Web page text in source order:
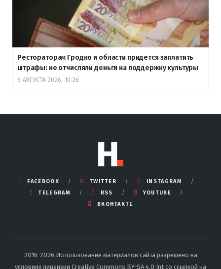
Рестораторам Гродно и области придется заплатить
штрафы: не отчисляли деньги на поддержку культуры
6 АВГУСТА 2026, 10:26
FACEBOOK TWITTER
INSTAGRAM
TELEGRAM
RSS
YOUTUBE
ВКОНТАКТЕ
2016-2026 Использование материалов сайта разрешено на
условиях лицензии Creative Commons BY-SA 4.0 Int со ссылкой на